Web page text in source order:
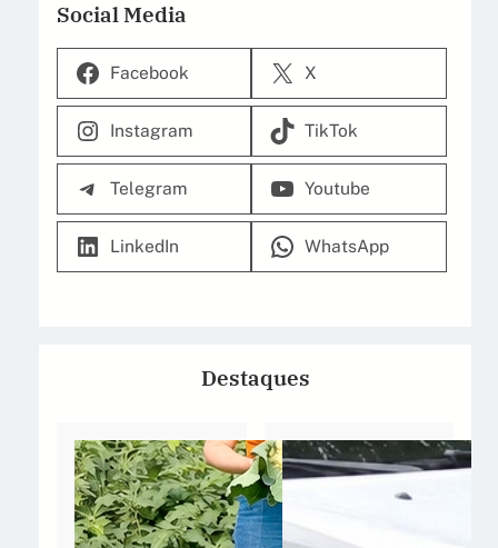
Social Media
Facebook X
Instagram TikTok
Telegram Youtube
LinkedIn WhatsApp
Destaques